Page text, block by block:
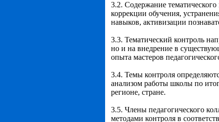
3.2. Содержание
коррекции обучения,
навыков, активизации
3.3. Тематический контроль
но и на внедрение в
опыта мастеров
3.4. Темы контроля
анализом работы школы по
регионе, стране.
3.5. Члены педагогического
методами контроля в